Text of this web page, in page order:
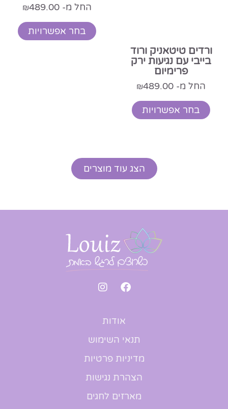
ורדים טיטאניק ורוד
בייבי עם נגיעות ירק
פרימיום
החל מ- ₪489.00
בחר אפשרויות
החל מ- ₪489.00
בחר אפשרויות
הצג עוד מוצרים
אודות
תנאי השימוש
מדיניות פרטיות
הצהרת נגישות
מארזים לחגים